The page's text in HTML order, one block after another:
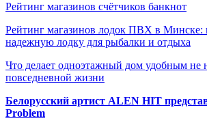
Рейтинг магазинов счётчиков банкнот
Рейтинг магазинов лодок ПВХ в Минске:
надежную лодку для рыбалки и отдыха
Что делает одноэтажный дом удобным не
повседневной жизни
Белорусский артист ALEN HIT
Problem